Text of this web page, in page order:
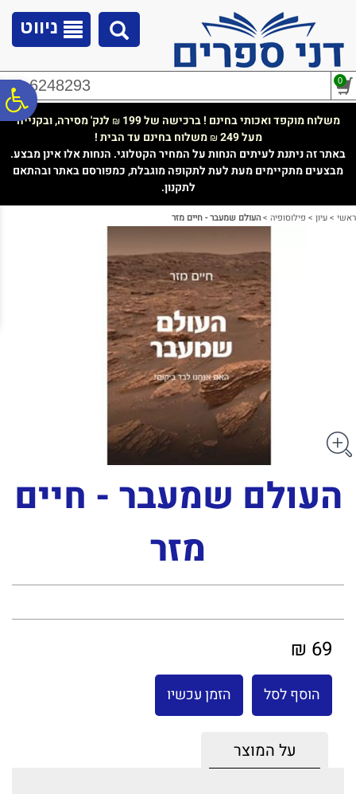
נגישות
ניווט
02-6248293 0
משלוח מוקפד ואכותי בחינם ! ברכישה של 199 ₪ לנק' מסירה, ובקנייה
מעל 249
₪משלוח בחינם עד הבית !
באתר זה ניתנת לעיתים הנחות על המחיר הקטלוגי. הנחות אלו אינן מבצע.
מבצעים מתקיימים מעת לעת לתקופה מוגבלת, כמפורסם באתר ובהתאם
לתקנון.
ראשי >עיון > פילוסופיה >העולם שמעבר - חיים מזר
העולם שמעבר - חיים
מזר
69 ₪
הוסף לסל הזמן עכשיו
על המוצר